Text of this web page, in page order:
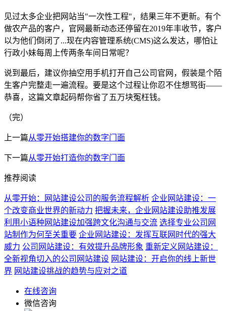
见过太多企业把网站当"一次性工程"，结果三年不更新。有个
做农产品的客户，官网最新动态还停留在2019年丰收节，客户
以为他们倒闭了...现在内容管理系统(CMS)这么发达，哪怕让
行政小妹每周上传两条车间日常呢？
说到最后，建议你抽空用手机打开自己公司官网，假装是个陌
生客户完整走一遍流程。要是这个过程让你忍不住想骂街——
恭喜，这篇文章起码帮你省了五万块冤枉钱。
（完）
上一篇从零开始搭建你的数字门面
下一篇从零开始打造你的数字门面
推荐阅读
从零开始：网站建设公司的服务流程解析 企业网站建设：一
个改变商业世界的新动力 把握未来，企业网站建设助推发展
利用小语种网站建设加强跨文化沟通与交流 选择专业公司网
站制作为何至关重要 企业网站建设：发挥互联网时代的强大
威力 公司网站建设：有效提升品牌形象 重新定义网站建设：
全新视角切入的公司网站建设 网站建设：开启你的线上新世
界 网站建设挑战的趋势与应对之道
在线咨询
微信咨询